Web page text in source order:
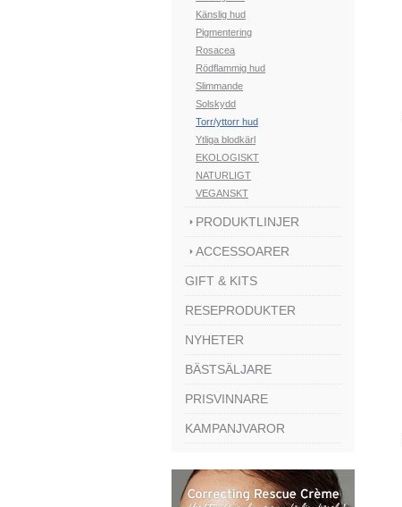
Känslig hud
Pigmentering
Rosacea
Rödflammig hud
Slimmande
Solskydd
Torr/yttorr hud
Ytliga blodkärl
EKOLOGISKT
NATURLIGT
VEGANSKT
PRODUKTLINJER
ACCESSOARER
GIFT & KITS
RESEPRODUKTER
NYHETER
BÄSTSÄLJARE
PRISVINNARE
KAMPANJVAROR